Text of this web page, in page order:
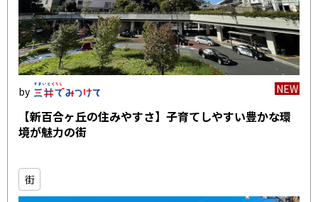
NEW
【新百合ヶ丘の住みやすさ】子育てしやすい豊かな環
境が魅力の街
街